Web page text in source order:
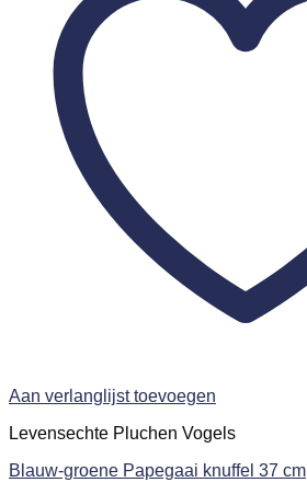
Aan verlanglijst toevoegen
Levensechte Pluchen Vogels
Blauw-groene Papegaai knuffel 37 cm